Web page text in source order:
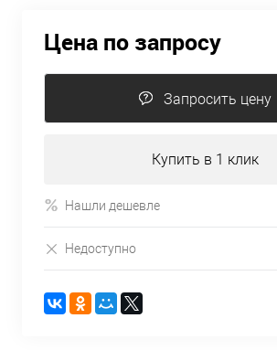
Цена по запросу
Запросить цену
Купить в 1 клик
Нашли дешевле
Недоступно